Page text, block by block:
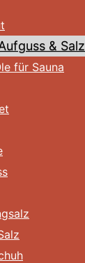
& Salz
für Sauna